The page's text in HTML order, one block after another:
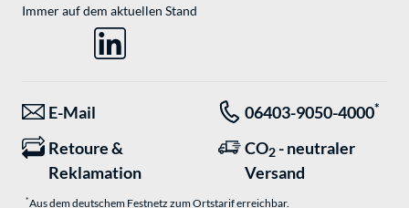
Immer auf dem aktuellen Stand
E-Mail 06403-9050-4000*
Retoure &
Reklamation
CO2 - neutraler
Versand
*Aus dem deutschem Festnetz zum Ortstarif erreichbar.